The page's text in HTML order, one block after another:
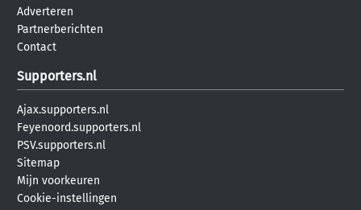
Adverteren
Partnerberichten
Contact
Supporters.nl
Ajax.supporters.nl
Feyenoord.supporters.nl
PSV.supporters.nl
Sitemap
Mijn voorkeuren
Cookie-instellingen